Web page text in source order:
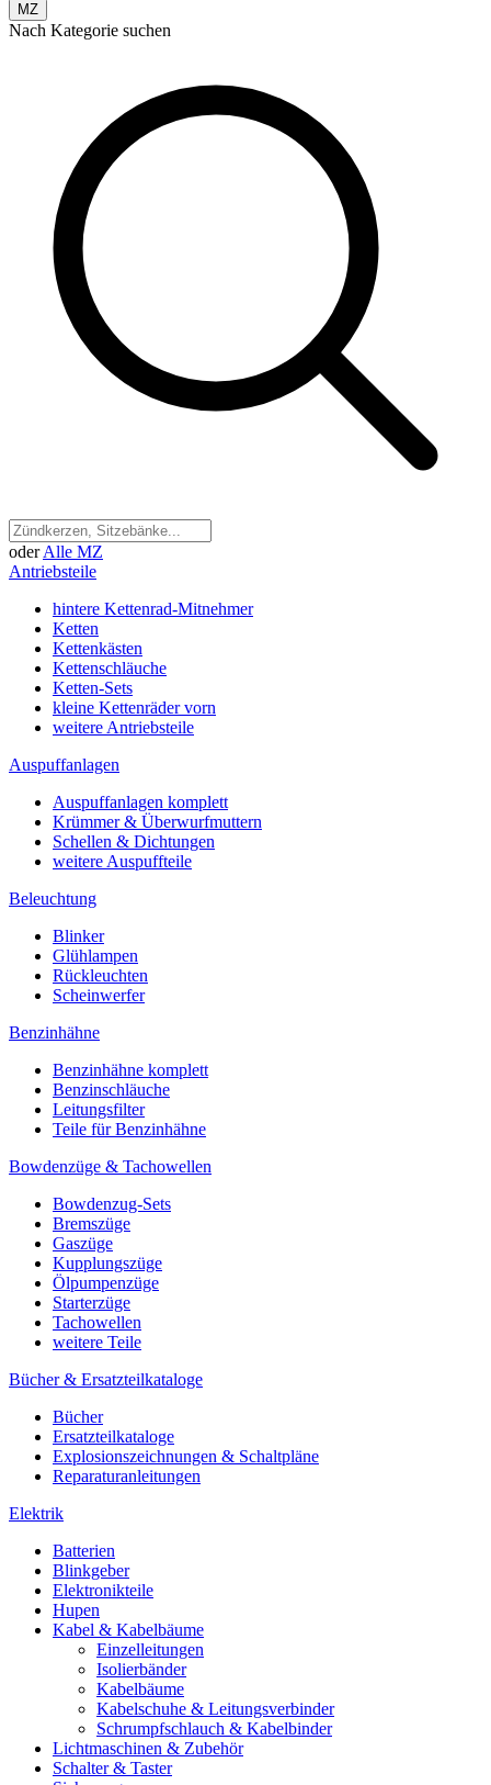
MZ
Nach Kategorie suchen
oder Alle MZ
Antriebsteile
hintere Kettenrad-Mitnehmer
Ketten
Kettenkästen
Kettenschläuche
Ketten-Sets
kleine Kettenräder vorn
weitere Antriebsteile
Auspuffanlagen
Auspuffanlagen komplett
Krümmer & Überwurfmuttern
Schellen & Dichtungen
weitere Auspuffteile
Beleuchtung
Blinker
Glühlampen
Rückleuchten
Scheinwerfer
Benzinhähne
Benzinhähne komplett
Benzinschläuche
Leitungsfilter
Teile für Benzinhähne
Bowdenzüge & Tachowellen
Bowdenzug-Sets
Bremszüge
Gaszüge
Kupplungszüge
Ölpumpenzüge
Starterzüge
Tachowellen
weitere Teile
Bücher & Ersatzteilkataloge
Bücher
Ersatzteilkataloge
Explosionszeichnungen & Schaltpläne
Reparaturanleitungen
Elektrik
Batterien
Blinkgeber
Elektronikteile
Hupen
Kabel & Kabelbäume
Einzelleitungen
Isolierbänder
Kabelbäume
Kabelschuhe & Leitungsverbinder
Schrumpfschlauch & Kabelbinder
Lichtmaschinen & Zubehör
Schalter & Taster